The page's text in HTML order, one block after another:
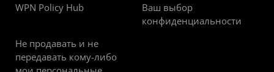
WPN Policy Hub
Ваш выбор
конфиденциальности
Не продавать и не
передавать кому-либо